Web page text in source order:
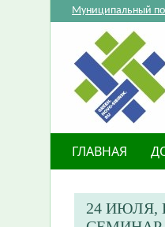
Муниципальный
ГЛАВНАЯ
​24 ИЮЛЯ,